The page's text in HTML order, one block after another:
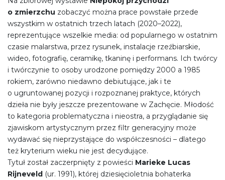
o zmierzchu zobaczyć można prace powstałe przede
wszystkim w ostatnich trzech latach (2020–2022),
reprezentujące wszelkie media: od popularnego w ostatnim
czasie malarstwa, przez rysunek, instalacje rzeźbiarskie,
wideo, fotografię, ceramikę, tkaninę i performans. Ich twórcy
i twórczynie to osoby urodzone pomiędzy 2000 a 1985
rokiem, zarówno niedawno debiutujące, jak i te
o ugruntowanej pozycji i rozpoznanej praktyce, których
dzieła nie były jeszcze prezentowane w Zachęcie. Młodość
to kategoria problematyczna i nieostra, a przyglądanie się
zjawiskom artystycznym przez filtr generacyjny może
wydawać się nieprzystające do współczesności – dlatego
też kryterium wieku nie jest decydujące.
Tytuł został zaczerpnięty z powieści Marieke Lucas
Rijneveld (ur. 1991), której dziesięcioletnia bohaterka